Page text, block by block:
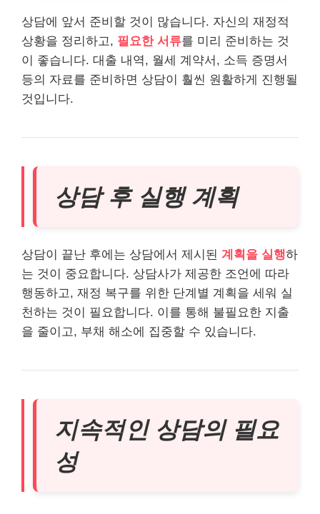
상담에 앞서 준비할 것이 많습니다. 자신의 재정적
상황을 정리하고, 필요한 서류를 미리 준비하는 것
이 좋습니다. 대출 내역, 월세 계약서, 소득 증명서
등의 자료를 준비하면 상담이 훨씬 원활하게 진행될
것입니다.
상담 후 실행 계획
상담이 끝난 후에는 상담에서 제시된 계획을 실행하
는 것이 중요합니다. 상담사가 제공한 조언에 따라
행동하고, 재정 복구를 위한 단계별 계획을 세워 실
천하는 것이 필요합니다. 이를 통해 불필요한 지출
을 줄이고, 부채 해소에 집중할 수 있습니다.
지속적인 상담의 필요
성